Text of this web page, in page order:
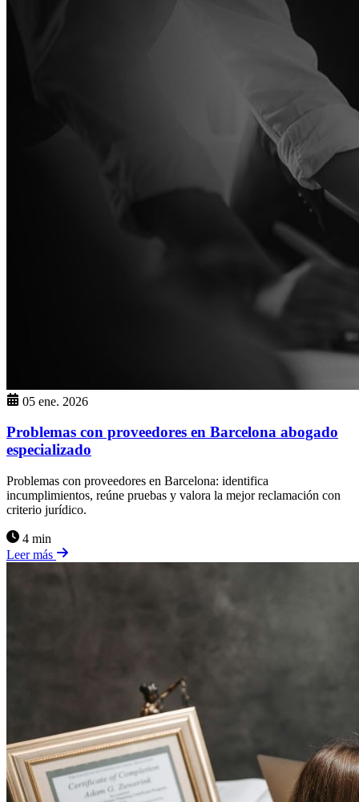
05 ene. 2026
Problemas con proveedores en Barcelona abogado
especializado
Problemas con proveedores en Barcelona: identifica
incumplimientos, reúne pruebas y valora la mejor reclamación con
criterio jurídico.
4 min
Leer más